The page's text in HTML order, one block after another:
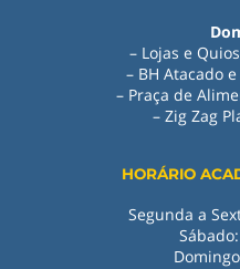
– Lojas e
– BH Atacado
– Praça de
– Zig Zag
HORÁRIO
Segunda a